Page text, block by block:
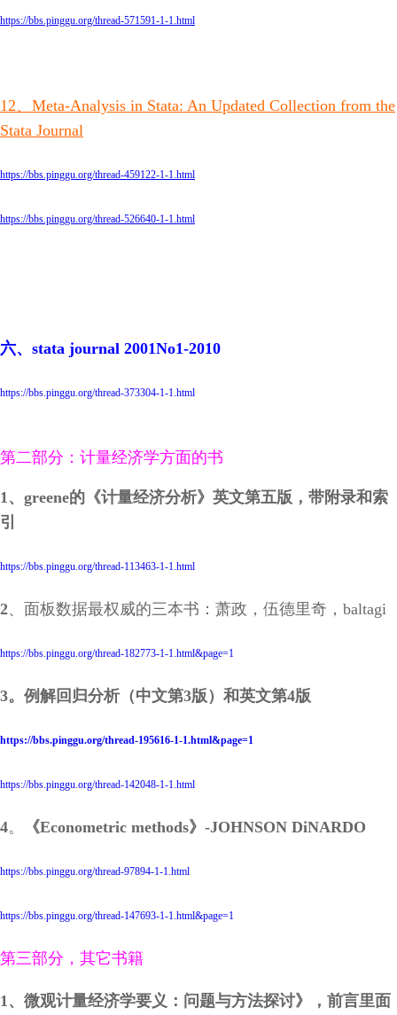
https://bbs.pinggu.org/thread-571591-1-1.html
12、Meta-Analysis in Stata: An Updated Collection from the
Stata Journal
https://bbs.pinggu.org/thread-459122-1-1.html
https://bbs.pinggu.org/thread-526640-1-1.html
六、stata journal 2001No1-2010
https://bbs.pinggu.org/thread-373304-1-1.html
第二部分：计量经济学方面的书
1、greene的《计量经济分析》英文第五版，带附录和索
引
https://bbs.pinggu.org/thread-113463-1-1.html
2、 面板数据最权威的三本书：萧政，伍德里奇，baltagi
https://bbs.pinggu.org/thread-182773-1-1.html&page=1
3。例解回归分析（中文第3版）和英文第4版
https://bbs.pinggu.org/thread-195616-1-1.html&page=1
https://bbs.pinggu.org/thread-142048-1-1.html
4。 《Econometric methods》-JOHNSON DiNARDO
https://bbs.pinggu.org/thread-97894-1-1.html
https://bbs.pinggu.org/thread-147693-1-1.html&page=1
第三部分，其它书籍
1、微观计量经济学要义：问题与方法探讨》，前言里面